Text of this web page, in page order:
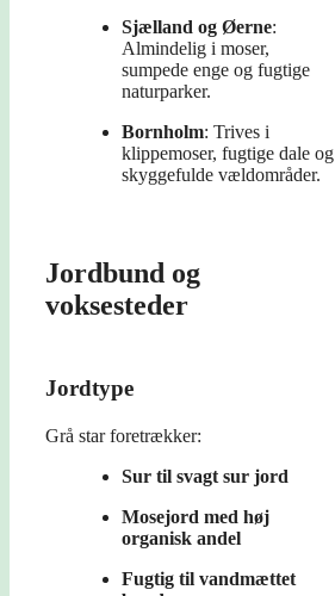
Sjælland og Øerne:
Almindelig i moser,
sumpede enge og fugtige
naturparker.
Bornholm: Trives i
klippemoser, fugtige dale og
skyggefulde vældområder.
Jordbund og
voksesteder
Jordtype
Grå star foretrækker:
Sur til svagt sur jord
Mosejord med høj
organisk andel
Fugtig til vandmættet